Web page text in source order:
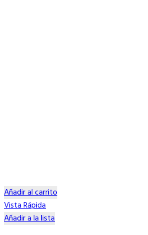
Añadir al carrito
Vista Rápida
Añadir a la lista